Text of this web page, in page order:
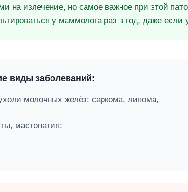
на излечение, но самое важное при этой
у маммолога раз в год, даже если
виды заболеваний:
молочных желёз: саркома, липома,
мастопатия;